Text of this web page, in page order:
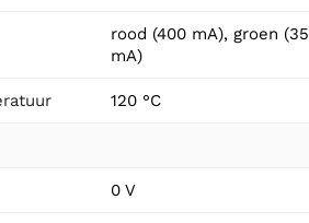
rood (400 mA), groen
mA)
120 °C
0 V